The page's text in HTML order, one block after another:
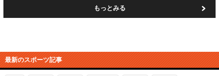
もっとみる
最新のスポーツ記事